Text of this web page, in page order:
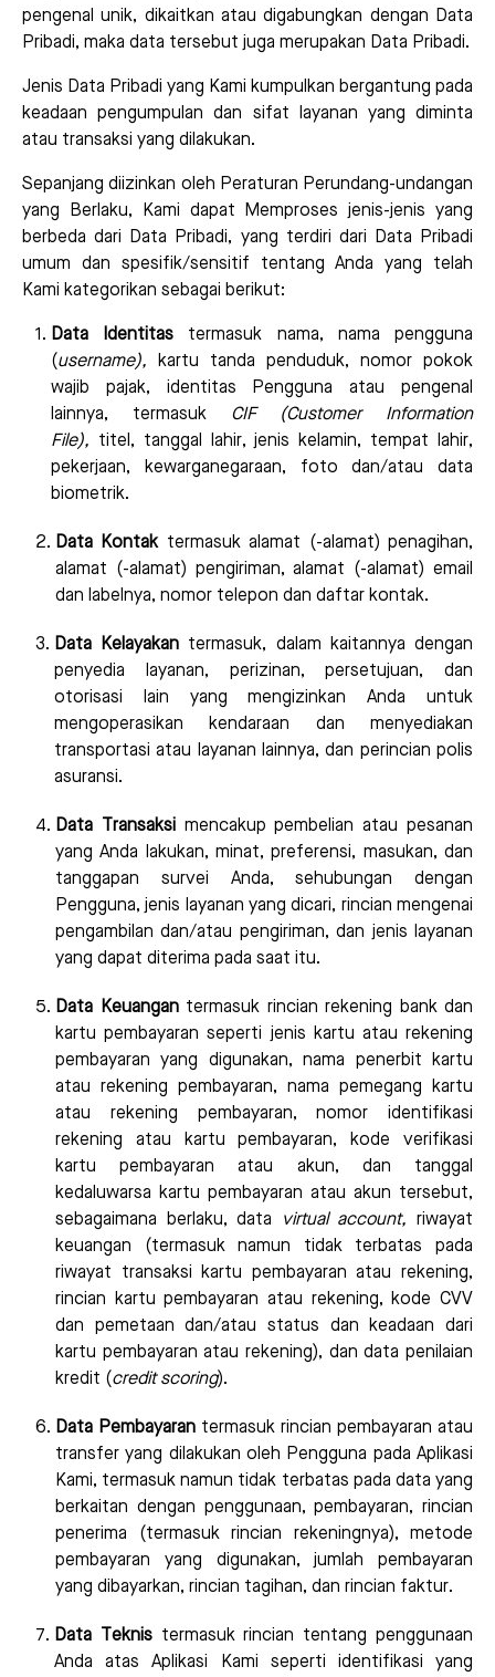
pengenal unik, dikaitkan atau digabungkan dengan Data
Pribadi, maka data tersebut juga merupakan Data Pribadi.
Jenis Data Pribadi yang Kami kumpulkan bergantung pada
keadaan pengumpulan dan sifat layanan yang diminta
atau transaksi yang dilakukan.
Sepanjang diizinkan oleh Peraturan Perundang-undangan
yang Berlaku, Kami dapat Memproses jenis-jenis yang
berbeda dari Data Pribadi, yang terdiri dari Data Pribadi
umum dan spesifik/sensitif tentang Anda yang telah
Kami kategorikan sebagai berikut:
Data Identitas termasuk nama, nama pengguna
(username), kartu tanda penduduk, nomor pokok
wajib pajak, identitas Pengguna atau pengenal
lainnya, termasuk CIF (Customer Information
File), titel, tanggal lahir, jenis kelamin, tempat lahir,
pekerjaan, kewarganegaraan, foto dan/atau data
biometrik.
Data Kontak termasuk alamat (-alamat) penagihan,
alamat (-alamat) pengiriman, alamat (-alamat) email
dan labelnya, nomor telepon dan daftar kontak.
Data Kelayakan termasuk, dalam kaitannya dengan
penyedia layanan, perizinan, persetujuan, dan
otorisasi lain yang mengizinkan Anda untuk
mengoperasikan kendaraan dan menyediakan
transportasi atau layanan lainnya, dan perincian polis
asuransi.
Data Transaksi mencakup pembelian atau pesanan
yang Anda lakukan, minat, preferensi, masukan, dan
tanggapan survei Anda, sehubungan dengan
Pengguna, jenis layanan yang dicari, rincian mengenai
pengambilan dan/atau pengiriman, dan jenis layanan
yang dapat diterima pada saat itu.
Data Keuangan termasuk rincian rekening bank dan
kartu pembayaran seperti jenis kartu atau rekening
pembayaran yang digunakan, nama penerbit kartu
atau rekening pembayaran, nama pemegang kartu
atau rekening pembayaran, nomor identifikasi
rekening atau kartu pembayaran, kode verifikasi
kartu pembayaran atau akun, dan tanggal
kedaluwarsa kartu pembayaran atau akun tersebut,
sebagaimana berlaku, data
virtual account, riwayat
keuangan (termasuk namun tidak terbatas pada
riwayat transaksi kartu pembayaran atau rekening,
rincian kartu pembayaran atau rekening, kode CVV
dan pemetaan dan/atau status dan keadaan dari
kartu pembayaran atau rekening), dan data penilaian
kredit (credit scoring).
Data Pembayaran termasuk rincian pembayaran atau
transfer yang dilakukan oleh Pengguna pada Aplikasi
Kami, termasuk namun tidak terbatas pada data yang
berkaitan dengan penggunaan, pembayaran, rincian
penerima (termasuk rincian rekeningnya), metode
pembayaran yang digunakan, jumlah pembayaran
yang dibayarkan, rincian tagihan, dan rincian faktur.
Data Teknis termasuk rincian tentang penggunaan
Anda atas Aplikasi Kami seperti identifikasi yang